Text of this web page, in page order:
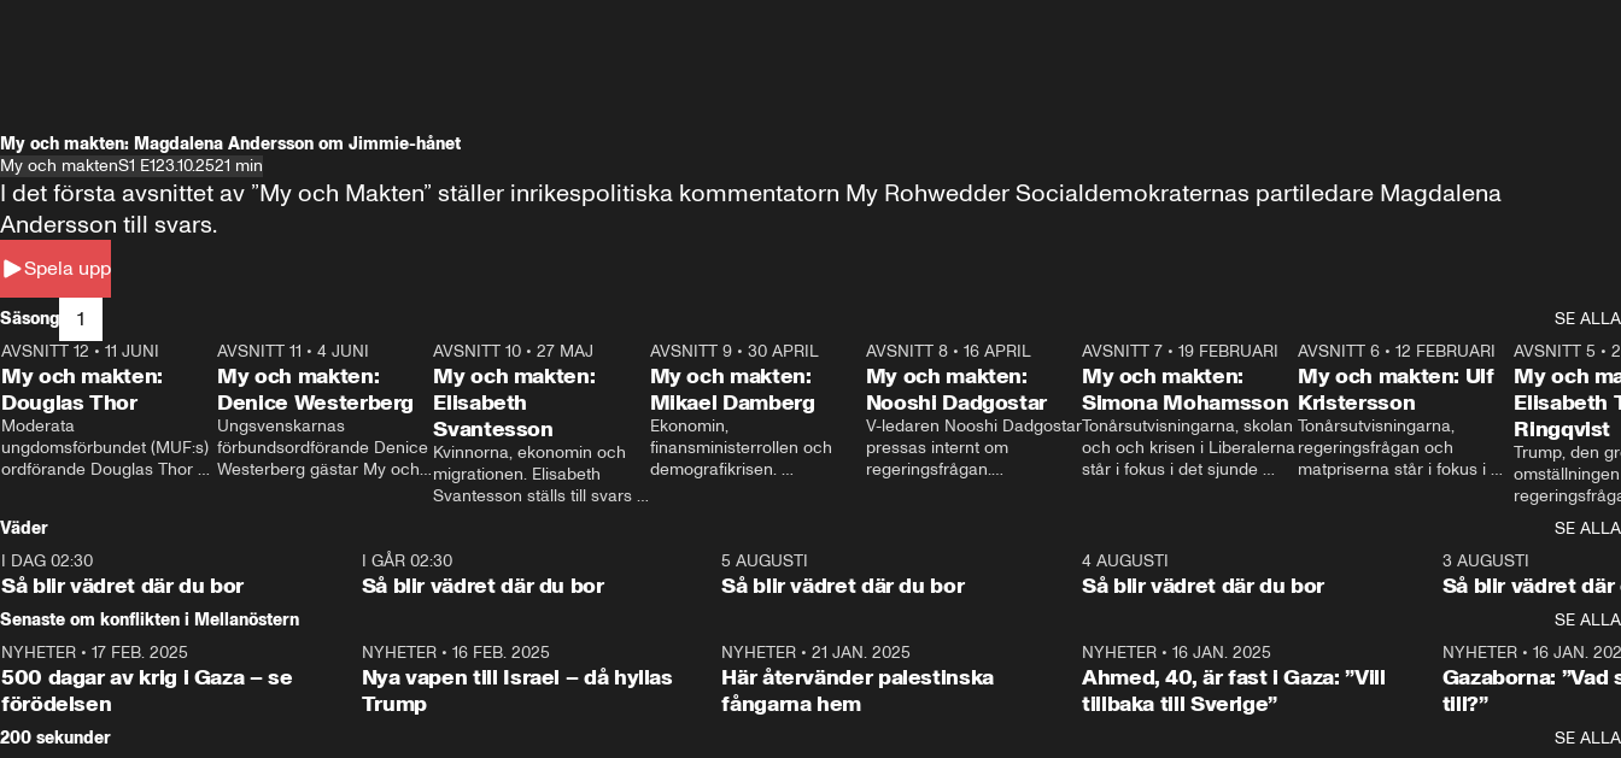
My och makten: Magdalena Andersson om Jimmie-hånet
My och maktenS1 E123.10.2521 min
Spela upp
I det första avsnittet av ”My och Makten” ställer inrikespolitiska kommentatorn My Rohwedder Socialdemokraternas partiledare Magdalena
Andersson till svars.
Säsong 1
SE ALLA
26:27
AVSNITT 12 • 11 JUNI
My och makten:
Douglas Thor
Moderata
ungdomsförbundet (MUF:s)
ordförande Douglas Thor
tonårsutvisningarna och hur
Moderaterna ska locka
väljare till valet i höst.
23:40
AVSNITT 11 •4 JUNI
My och makten:
Denice Westerberg
Ungsvenskarnas
förbundsordförande Denice
Westerberg gästar My och
AVSNITT 10 •27 MAJ
My och makten:
Elisabeth
Svantesson
Kvinnorna, ekonomin och
migrationen. Elisabeth
Svantesson ställs till svars
AVSNITT 9• 30 APRIL
My och makten:
Mikael Damberg
Ekonomin,
finansministerrollen och
demografikrisen.
och Makten.
AVSNITT 8• 16 APRIL
My och makten:
Nooshi Dadgostar
V-ledaren Nooshi Dadgostar
pressas internt om
regeringsfrågan.
– Vi ställer upp i val. Ska vi
vara med så sitter vi förstås
24:30
AVSNITT 7• 19 FEBRUARI
My och makten:
Simona Mohamsson
Tonårsutvisningarna, skolan
och och krisen i Liberalerna
står i fokus i det sjunde
kommentator My
Rohwedder ställer
utbildnings- och
Mohamsson till svars.
27:30
AVSNITT 6 •12 FEBRUARI
My och makten: Ulf
Kristersson
Tonårsutvisningarna,
regeringsfrågan och
matpriserna står i fokus i
Rohwedder ställer
statsminister Ulf Kristersson
AVSNITT 5 •
My och
Elisabeth
Ringqvist
Trump, den
centrum i
avsnittet av
Makten”. Se
Aftonbladets
Rohwedder
Thand Ring
Väder
SE ALLA
I DAG 02:30
Så blir vädret där du bor
1:06
I GÅR 02:30
Så blir vädret där du bor
5 AUGUSTI
Så blir vädret där du bor
4 AUGUSTI
Så blir vädret där du bor
3 AUGUSTI
Så blir vädret där
Senaste om konflikten i Mellanöstern
SE ALLA
NYHETER • 17 FEB. 2025
500 dagar av krig i Gaza – se
förödelsen
NYHETER• 16 FEB. 2025
Nya vapen till Israel – då hyllas
Trump
NYHETER •21 JAN. 2025
Här återvänder palestinska
fångarna hem
NYHETER• 16 JAN. 2025
Ahmed, 40, är fast i Gaza: ”Vill
tillbaka till Sverige”
NYHETER• 16 JAN.
Gazaborna:
till?”
200 sekunder
SE ALLA